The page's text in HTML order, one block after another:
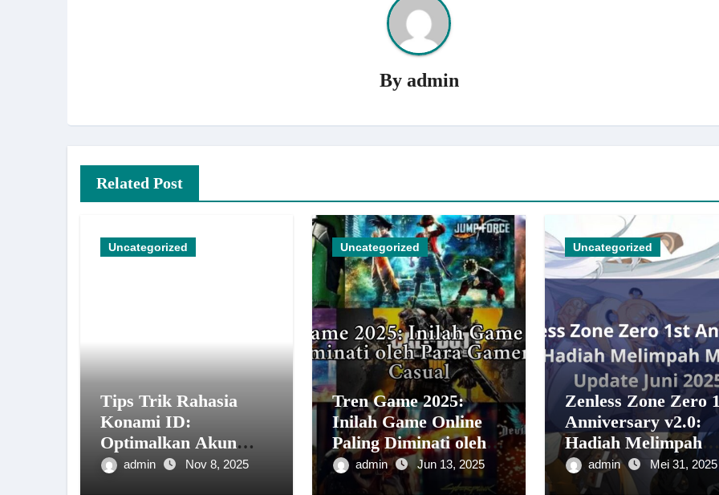
By admin
Related Post
Uncategorized
Tips Trik Rahasia
Konami ID:
Optimalkan Akun
dengan Email Baru
admin Nov 8, 2025
Uncategorized
Tren Game 2025:
Inilah Game Online
Paling Diminati oleh
Para Gamers Pro dan
Casual
admin Jun 13, 2025
Uncategorized
Zenless Zone Zero
Anniversary v2.0:
Hadiah Melimpah
Menanti di Update
Juni 2025!
admin Mei 31, 2025